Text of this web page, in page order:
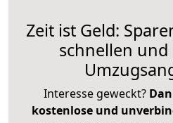
Zeit ist Geld:
schnellen und
Interesse geweckt?
kostenlose und